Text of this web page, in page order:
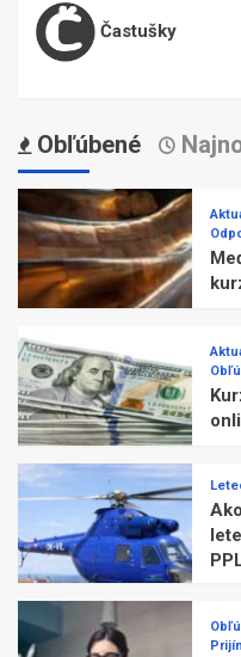
Častušky
Obľúbené